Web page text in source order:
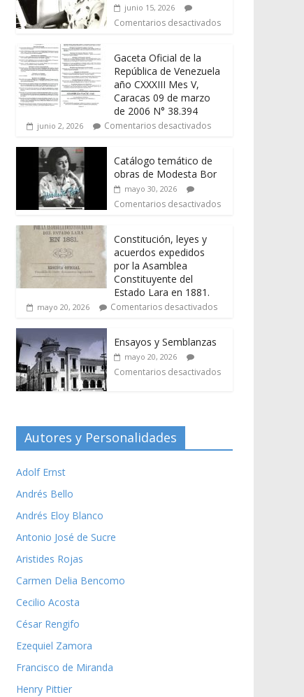
junio 15, 2026
Comentarios desactivados
Gaceta Oficial de la
República de Venezuela
año CXXXIII Mes V,
Caracas 09 de marzo
de 2006 N° 38.394
junio 2, 2026 Comentarios desactivados
Catálogo temático de
obras de Modesta Bor
mayo 30, 2026
Comentarios desactivados
Constitución, leyes y
acuerdos expedidos
por la Asamblea
Constituyente del
Estado Lara en 1881.
mayo 20, 2026 Comentarios desactivados
Ensayos y Semblanzas
mayo 20, 2026
Comentarios desactivados
Autores y Personalidades
Adolf Ernst
Andrés Bello
Andrés Eloy Blanco
Antonio José de Sucre
Aristides Rojas
Carmen Delia Bencomo
Cecilio Acosta
César Rengifo
Ezequiel Zamora
Francisco de Miranda
Henry Pittier